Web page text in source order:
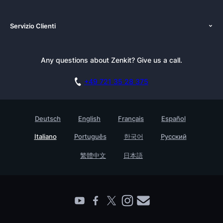
Alternatives
Prenota una dimostrazione
Newsroom
Academy
Azienda
Trova un partner
Servizio Clienti
Newsletter
Base di conoscenza
Contatto
Any questions about Zenkit? Give us a call.
+49 721 35 28 375
Deutsch English Français Español
Italiano Português 한국어 Русский
繁體中文 日本語